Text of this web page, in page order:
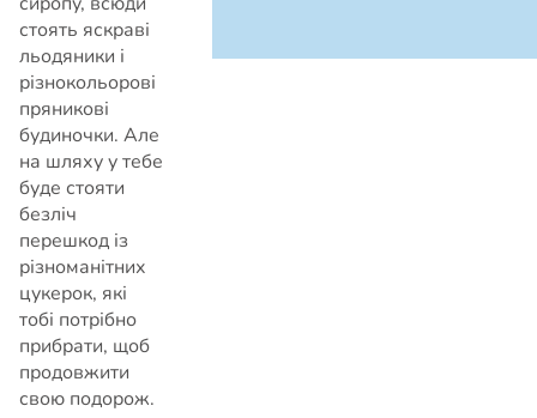
стоять яскраві
льодяники і
різнокольорові
пряникові
будиночки. Але
на шляху у тебе
буде стояти
безліч
перешкод із
різноманітних
цукерок, які
тобі потрібно
прибрати, щоб
продовжити
свою подорож.